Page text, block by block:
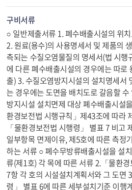
구비서류
○ 일반제출서류 1. 폐수배출시설의 위
2. 원료(용수)의 사용명세서 및 제품의
측되는 수질오염물질의 명세서(법 시행
에 다른 폐수배출시설의 경우에는 따로
출) 3. 수질오염방지시설의 설치명세서
는 경우에는 도면을 배치도로 갈음할
방지시설 설치면제 대상 폐수배출시설
환경보전법 시행규칙」제43조에 따라
「물환경보전법 시행령」 별표 7 비고
일부항목 면제이유, 제5호에 따른 측정
하는 서류 ○ 폐수무방류배출시설을 설
류(제1호) 각 목에 따른 서류 2.「물환
7항 각 호의 시설설치계획서와 그 도면
령」 별표 6에 따른 세부설치기준 이행